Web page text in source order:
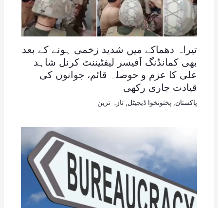
تیراہ دھماکے میں شدید زخمی ہونے کے بعد
بھی کمانڈنگ آفیسر لیفٹیننٹ کرنل شاہد
علی کا عزم و حوصلہ قائم، جوانوں کی
قیادت جاری رکھی
پاکستان پختونخوا ڈیجیٹل تازہ ترین